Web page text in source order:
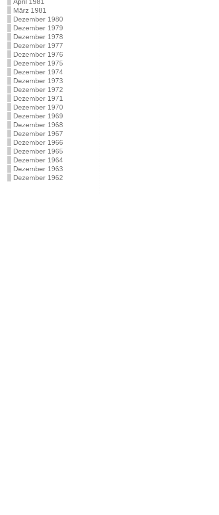
März 1981
Dezember 1980
Dezember 1979
Dezember 1978
Dezember 1977
Dezember 1976
Dezember 1975
Dezember 1974
Dezember 1973
Dezember 1972
Dezember 1971
Dezember 1970
Dezember 1969
Dezember 1968
Dezember 1967
Dezember 1966
Dezember 1965
Dezember 1964
Dezember 1963
Dezember 1962